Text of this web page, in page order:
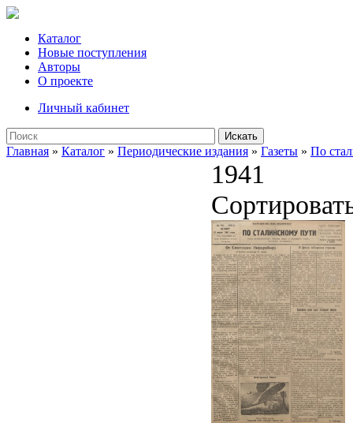
Каталог
Новые поступления
Авторы
О проекте
Личный кабинет
Искать
Главная » Каталог » Периодические издания » Газеты » По
1941